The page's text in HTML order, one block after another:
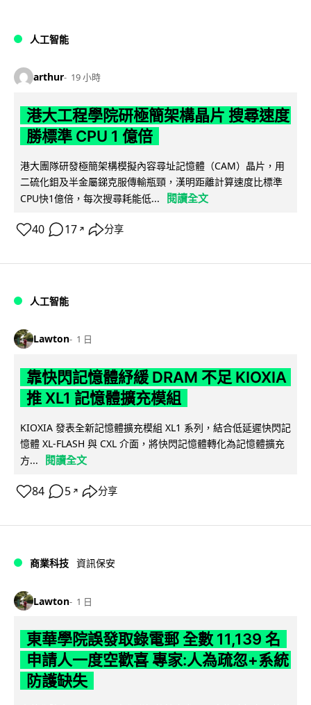
人工智能
arthur 19 小時
港大工程學院研極簡架構晶片 搜尋速度
勝標準 CPU 1 億倍
港大團隊研發極簡架構模擬內容尋址記憶體（CAM）晶片，用
二硫化鉬及半金屬銻克服傳輸瓶頸，漢明距離計算速度比標準
CPU快1億倍，每次搜尋耗能低...
閱讀全文
40 17 ↗ 分享
人工智能
Lawton 1 日
靠快閃記憶體紓緩 DRAM 不足 KIOXIA
推 XL1 記憶體擴充模組
KIOXIA 發表全新記憶體擴充模組 XL1 系列，結合低延遲快閃記
憶體 XL-FLASH 與 CXL 介面，將快閃記憶體轉化為記憶體擴充
方...
閱讀全文
84 5 ↗ 分享
商業科技 資訊保安
Lawton 1 日
東華學院誤發取錄電郵 全數 11,139 名
申請人一度空歡喜 專家:人為疏忽+系統
防護缺失